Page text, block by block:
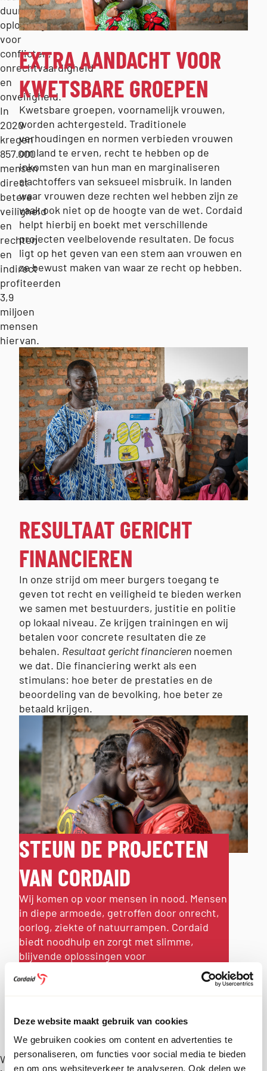
Deze website maakt gebruik van cookies
We gebruiken cookies om content en advertenties te
personaliseren, om functies voor social media te bieden
en om ons websiteverkeer te analyseren. Ook delen we
duurzame
oplossingen
voor
conflicten,
onrechtvaardigheid
en
onveiligheid.
In
2020
kregen
857.000
mensen
direct
betere
veiligheid
en
rechten
en
indirect
profiteerden
3,9
miljoen
mensen
hiervan.
EXTRA AANDACHT VOOR
KWETSBARE GROEPEN
Kwetsbare groepen, voornamelijk vrouwen,
worden achtergesteld. Traditionele
verhoudingen en normen verbieden vrouwen
om land te erven, recht te hebben op de
inkomsten van hun man en marginaliseren
slachtoffers van seksueel misbruik. In landen
waar vrouwen deze rechten wel hebben zijn ze
vaak ook niet op de hoogte van de wet. Cordaid
helpt hierbij en boekt met verschillende
projecten veelbelovende resultaten. De focus
ligt op het geven van een stem aan vrouwen en
ze bewust maken van waar ze recht op hebben.
RESULTAAT GERICHT
FINANCIEREN
In onze strijd om meer burgers toegang te
geven tot recht en veiligheid te bieden werken
we samen met bestuurders, justitie en politie
op lokaal niveau. Ze krijgen trainingen en wij
betalen voor concrete resultaten die ze
behalen. Resultaat gericht financieren noemen
we dat. Die financiering werkt als een
stimulans: hoe beter de prestaties en de
beoordeling van de bevolking, hoe beter ze
betaald krijgen.
STEUN DE PROJECTEN
VAN CORDAID
Wij komen op voor mensen in nood. Mensen
in diepe armoede, getroffen door onrecht,
oorlog, ziekte of natuurrampen. Cordaid
biedt noodhulp en zorgt met slimme,
blijvende oplossingen voor
toekomstperspectief.
Wil
DAVIDE